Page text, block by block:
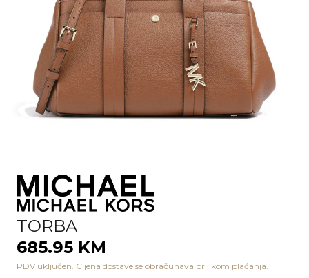
TORBA
685.95 KM
PDV uključen. Cijena dostave se obračunava prilikom plaćanja.